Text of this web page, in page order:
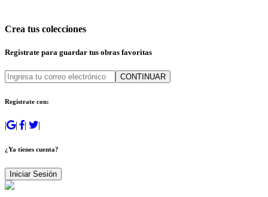
Crea tus colecciones
Regístrate para guardar tus obras favoritas
CONTINUAR
Regístrate con:
| | | |
¿Ya tienes cuenta?
Iniciar Sesión